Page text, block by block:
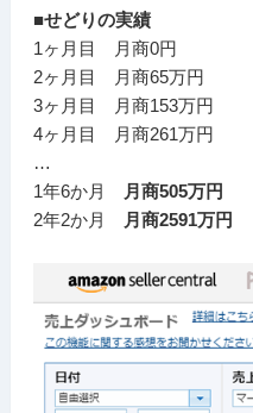
■せどりの実績
1ヶ月目 月商0円
2ヶ月目 月商65万円
3ヶ月目 月商153万円
4ヶ月目 月商261万円
…
1年6か月
月商505万円
2年2か月
月商2591万円